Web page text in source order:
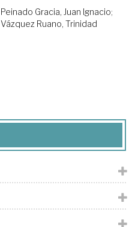
Peinado Gracia, Juan Ignacio;
Vázquez Ruano, Trinidad